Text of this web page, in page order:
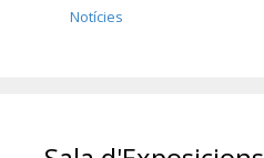
Notícies